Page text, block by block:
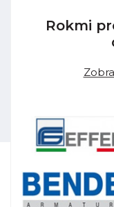
Rokmi